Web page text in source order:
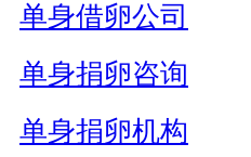
单身借卵公司
单身捐卵咨询
单身捐卵机构